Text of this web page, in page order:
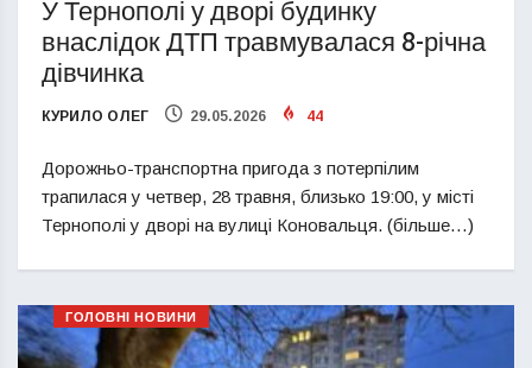
У Тернополі у дворі будинку
внаслідок ДТП травмувалася 8-річна
дівчинка
КУРИЛО ОЛЕГ 29.05.2026 44
Дорожньо-транспортна пригода з потерпілим
трапилася у четвер, 28 травня, близько 19:00, у місті
Тернополі у дворі на вулиці Коновальця. (більше…)
ГОЛОВНІ НОВИНИ